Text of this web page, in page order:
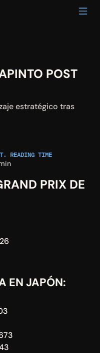
POST
estratégico tras
READING TIME
PRIX DE
EN JAPÓN: